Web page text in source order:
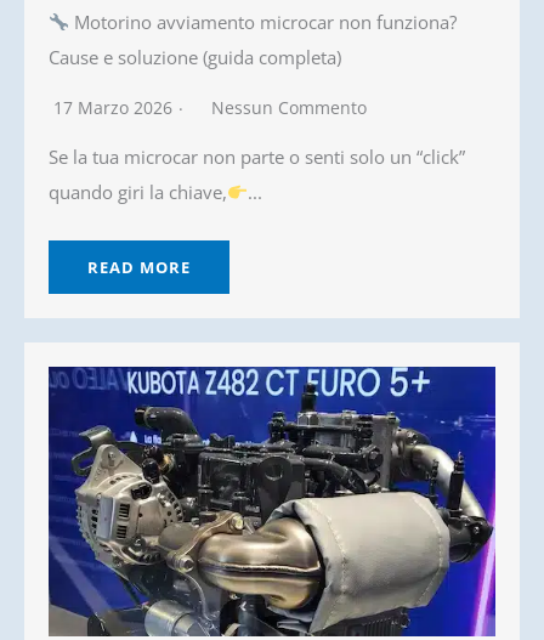
Motorino avviamento microcar non funziona?
Cause e soluzione (guida completa)
17 Marzo 2026 Nessun Commento
Se la tua microcar non parte o senti solo un “click”
quando giri la chiave,
...
READ MORE